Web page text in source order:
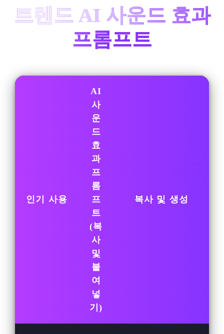
트렌드 AI 사운드 효과
프롬프트
인기 사용
AI
사
운
드
효
과
프
롬
프
트
(복
사
및
붙
여
넣
기)
복사 및 생성